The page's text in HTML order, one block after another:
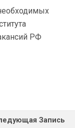
РФ
Запись